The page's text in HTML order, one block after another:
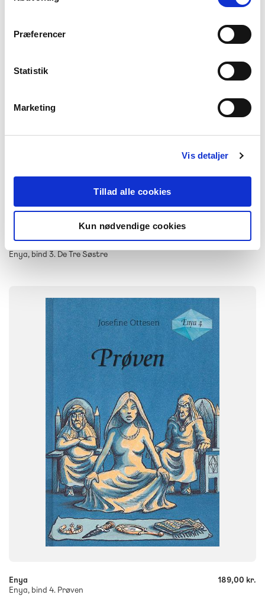
Præferencer
Statistik
Marketing
Vis detaljer
Tillad alle cookies
Kun nødvendige cookies
NIVEAU
FORMAT
9788773695074
Enya
Enya, bind 3. De Tre Søstre
189,00 kr.
1. klasse 2. klasse 3. klasse
Flergangsbog
9788773695098
+
Enya
Enya, bind 4. Prøven
189,00 kr.